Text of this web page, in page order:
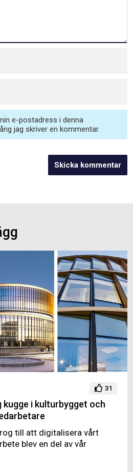
e-postadress i denna
jag skriver en kommentar.
31
i kulturbygget och
till att digitalisera vårt
blev en del av vår